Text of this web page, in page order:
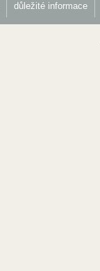
důležité informace